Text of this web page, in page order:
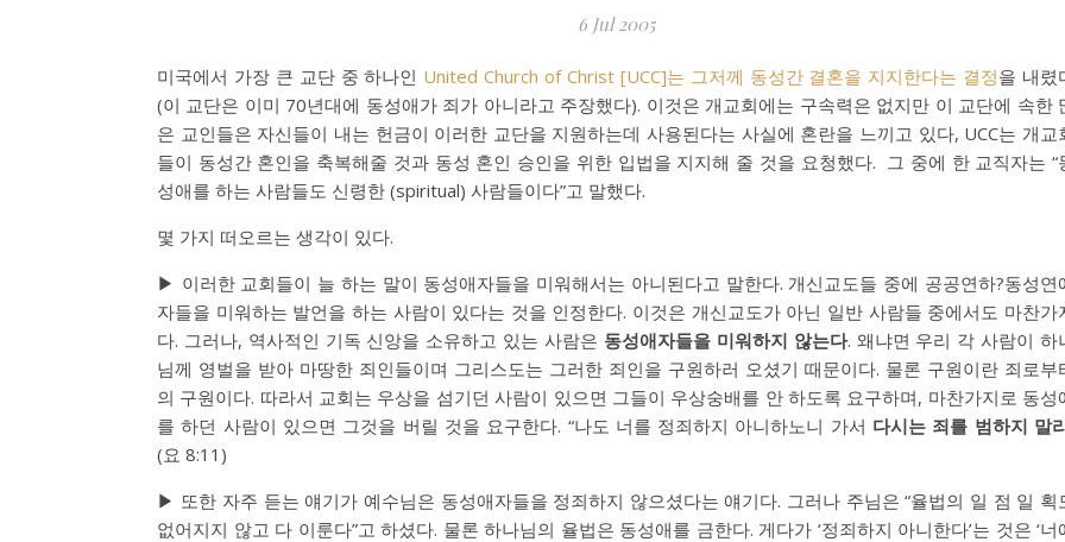
6 Jul 2005
미국에서 가장 큰 교단 중 하나인 United Church of Christ [UCC]는 그저께 동성간 결혼을 지지한다는 결정을 내렸
(이 교단은 이미 70년대에 동성애가 죄가 아니라고 주장했다). 이것은 개교회에는 구속력은 없지만 이 교단에 속한
은 교인들은 자신들이 내는 헌금이 이러한 교단을 지원하는데 사용된다는 사실에 혼란을 느끼고 있다, UCC는 개교
들이 동성간 혼인을 축복해줄 것과 동성 혼인 승인을 위한 입법을 지지해 줄 것을 요청했다. 그 중에 한 교직자는 “
성애를 하는 사람들도 신령한 (spiritual) 사람들이다”고 말했다.
몇 가지 떠오르는 생각이 있다.
▶ 이러한 교회들이 늘 하는 말이 동성애자들을 미워해서는 아니된다고 말한다. 개신교도들 중에 공공연하?동성연
자들을 미워하는 발언을 하는 사람이 있다는 것을 인정한다. 이것은 개신교도가 아닌 일반 사람들 중에서도 마찬가
다. 그러나, 역사적인 기독 신앙을 소유하고 있는 사람은 동성애자들을 미워하지 않는다. 왜냐면 우리 각 사람이 하
님께 영벌을 받아 마땅한 죄인들이며 그리스도는 그러한 죄인을 구원하러 오셨기 때문이다. 물론 구원이란 죄로부
의 구원이다. 따라서 교회는 우상을 섬기던 사람이 있으면 그들이 우상숭배를 안 하도록 요구하며, 마찬가지로 동성
를 하던 사람이 있으면 그것을 버릴 것을 요구한다. “나도 너를 정죄하지 아니하노니 가서 다시는 죄를 범하지 말
(요 8:11)
▶ 또한 자주 듣는 얘기가 예수님은 동성애자들을 정죄하지 않으셨다는 얘기다. 그러나 주님은 “율법의 일 점 일 획
없어지지 않고 다 이룬다”고 하셨다. 물론 하나님의 율법은 동성애를 금한다. 게다가 ‘정죄하지 아니한다’는 것은 ‘너